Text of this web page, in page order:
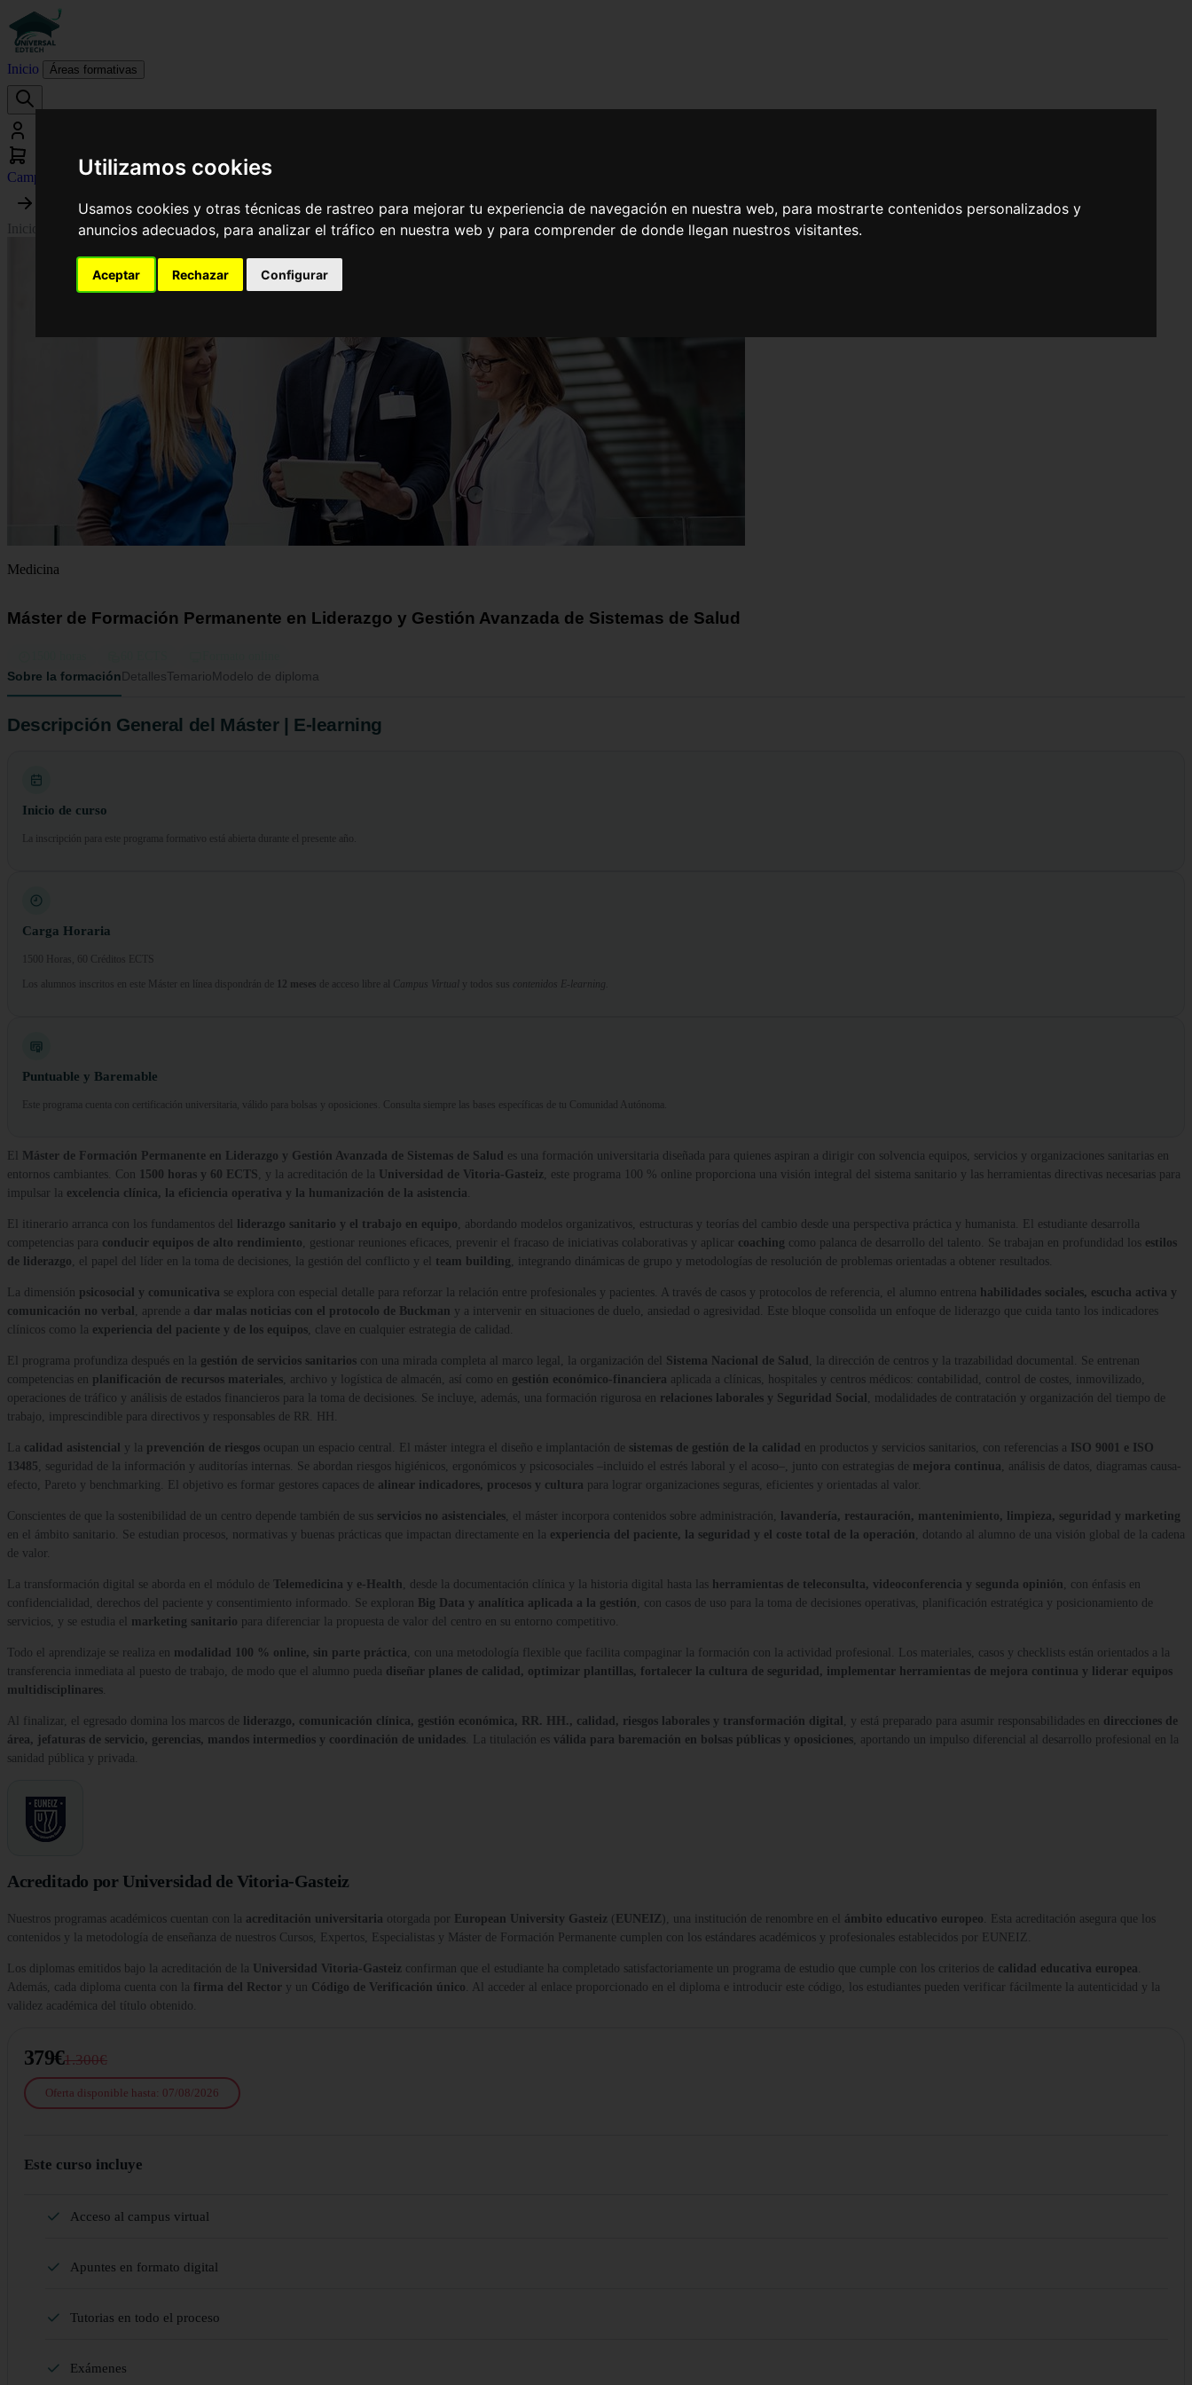
Utilizamos cookies
Usamos cookies y otras técnicas de rastreo para mejorar tu experiencia de navegación en nuestra web, para mostrarte contenidos personalizados y
anuncios adecuados, para analizar el tráfico en nuestra web y para comprender de donde llegan nuestros visitantes.
Aceptar Rechazar Configurar
Inicio Áreas formativas
Campus virtual
Inicio Medicina›Máster de Formación Permanente en Liderazgo y Gestión Avanzada de Sistemas de Salud
Medicina
Máster de Formación Permanente en Liderazgo y Gestión Avanzada de Sistemas de Salud
Sobre la formaciónDetallesTemarioModelo de diploma
Descripción General del Máster | E-learning
Inicio de curso
La inscripción para este programa formativo está abierta durante el presente año.
Carga Horaria
1500 Horas, 60 Créditos ECTS
Los alumnos inscritos en este Máster en línea dispondrán de
12 meses de acceso libre al Campus Virtual y todos sus contenidos E-learning.
Puntuable y Baremable
Este programa cuenta con certificación universitaria, válido para bolsas y oposiciones. Consulta siempre las bases específicas de tu Comunidad Autónoma.
El Máster de Formación Permanente en Liderazgo y Gestión Avanzada de Sistemas de Salud es una formación universitaria diseñada para quienes aspiran a dirigir con solvencia equipos, servicios y organizaciones sanitarias en
entornos cambiantes. Con
1500 horas y 60 ECTS, y la acreditación de la Universidad de Vitoria-Gasteiz, este programa 100 % online proporciona una visión integral del sistema sanitario y las herramientas directivas necesarias para
impulsar la excelencia clínica, la eficiencia operativa y la humanización de la asistencia.
El itinerario arranca con los fundamentos del liderazgo sanitario y el trabajo en equipo, abordando modelos organizativos, estructuras y teorías del cambio desde una perspectiva práctica y humanista. El estudiante desarrolla
competencias para conducir equipos de alto rendimiento, gestionar reuniones eficaces, prevenir el fracaso de iniciativas colaborativas y aplicar coaching como palanca de desarrollo del talento. Se trabajan en profundidad los estilos
de liderazgo, el papel del líder en la toma de decisiones, la gestión del conflicto y el team building, integrando dinámicas de grupo y metodologías de resolución de problemas orientadas a obtener resultados.
La dimensión psicosocial y comunicativa se explora con especial detalle para reforzar la relación entre profesionales y pacientes. A través de casos y protocolos de referencia, el alumno entrena habilidades sociales, escucha activa y
comunicación no verbal , aprende a dar malas noticias con el protocolo de Buckman y a intervenir en situaciones de duelo, ansiedad o agresividad. Este bloque consolida un enfoque de liderazgo que cuida tanto los indicadores
clínicos como la experiencia del paciente y de los equipos, clave en cualquier estrategia de calidad.
El programa profundiza después en la gestión de servicios sanitarios con una mirada completa al marco legal, la organización del Sistema Nacional de Salud , la dirección de centros y la trazabilidad documental. Se entrenan
competencias en planificación de recursos materiales, archivo y logística de almacén, así como en gestión económico-financiera aplicada a clínicas, hospitales y centros médicos: contabilidad, control de costes, inmovilizado,
operaciones de tráfico y análisis de estados financieros para la toma de decisiones. Se incluye, además, una formación rigurosa en relaciones laborales y Seguridad Social , modalidades de contratación y organización del tiempo de
trabajo, imprescindible para directivos y responsables de RR. HH.
La calidad asistencial y la prevención de riesgos ocupan un espacio central. El máster integra el diseño e implantación de sistemas de gestión de la calidad en productos y servicios sanitarios, con referencias a
ISO 9001 e ISO
13485, seguridad de la información y auditorías internas. Se abordan riesgos higiénicos, ergonómicos y psicosociales –incluido el estrés laboral y el acoso–, junto con estrategias de mejora continua, análisis de datos, diagramas causa-
efecto, Pareto y benchmarking. El objetivo es formar gestores capaces de alinear indicadores, procesos y cultura para lograr organizaciones seguras, eficientes y orientadas al valor.
Conscientes de que la sostenibilidad de un centro depende también de sus servicios no asistenciales, el máster incorpora contenidos sobre administración,
lavandería, restauración, mantenimiento, limpieza, seguridad y marketing
en el ámbito sanitario. Se estudian procesos, normativas y buenas prácticas que impactan directamente en la experiencia del paciente, la seguridad y el coste total de la operación, dotando al alumno de una visión global de la cadena
de valor.
La transformación digital se aborda en el módulo de Telemedicina y e-Health, desde la documentación clínica y la historia digital hasta las herramientas de teleconsulta, videoconferencia y segunda opinión, con énfasis en
confidencialidad, derechos del paciente y consentimiento informado. Se exploran Big Data y analítica aplicada a la gestión, con casos de uso para la toma de decisiones operativas, planificación estratégica y posicionamiento de
servicios, y se estudia el marketing sanitario para diferenciar la propuesta de valor del centro en su entorno competitivo.
Todo el aprendizaje se realiza en modalidad 100 % online, sin parte práctica, con una metodología flexible que facilita compaginar la formación con la actividad profesional. Los materiales, casos y checklists están orientados a la
transferencia inmediata al puesto de trabajo, de modo que el alumno pueda diseñar planes de calidad, optimizar plantillas, fortalecer la cultura de seguridad, implementar herramientas de mejora continua y liderar equipos
multidisciplinares.
Al finalizar, el egresado domina los marcos de liderazgo, comunicación clínica, gestión económica, RR. HH., calidad, riesgos laborales y transformación digital , y está preparado para asumir responsabilidades en direcciones de
área, jefaturas de servicio, gerencias, mandos intermedios y coordinación de unidades. La titulación es válida para baremación en bolsas públicas y oposiciones, aportando un impulso diferencial al desarrollo profesional en la
sanidad pública y privada.
Acreditado por Universidad de Vitoria-Gasteiz
Nuestros programas académicos cuentan con la acreditación universitaria otorgada por European University Gasteiz ( EUNEIZ ), una institución de renombre en el ámbito educativo europeo. Esta acreditación asegura que los
contenidos y la metodología de enseñanza de nuestros Cursos, Expertos, Especialistas y Máster de Formación Permanente cumplen con los estándares académicos y profesionales establecidos por EUNEIZ.
Los diplomas emitidos bajo la acreditación de la Universidad Vitoria-Gasteiz confirman que el estudiante ha completado satisfactoriamente un programa de estudio que cumple con los criterios de calidad educativa europea.
Además, cada diploma cuenta con la firma del Rector y un Código de Verificación único. Al acceder al enlace proporcionado en el diploma e introducir este código, los estudiantes pueden verificar fácilmente la autenticidad y la
validez académica del título obtenido.
379€1.300€
Oferta disponible hasta: 07/08/2026
Este curso incluye
Acceso al campus virtual
Apuntes en formato digital
Tutorias en todo el proceso
Exámenes